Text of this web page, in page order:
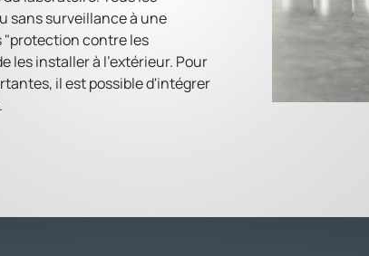
sans surveillance à une
"protection contre les
les installer à l'extérieur. Pour
il est possible d'intégrer